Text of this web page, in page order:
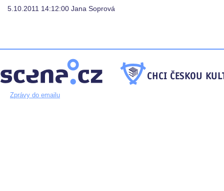
5.10.2011 14:12:00 Jana Soprová
Zprávy do emailu